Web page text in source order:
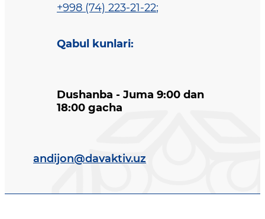
+998 (74) 223-21-22;
Qabul kunlari:
Dushanba - Juma 9:00 dan
18:00 gacha
andijon@davaktiv.uz